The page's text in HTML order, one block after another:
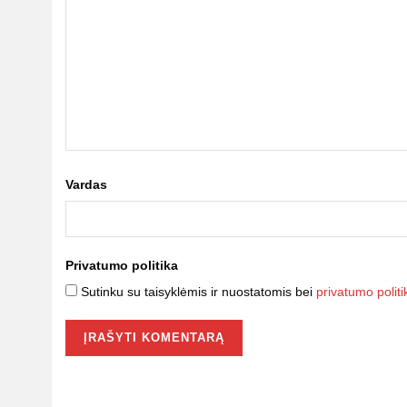
Vardas
Privatumo politika
Sutinku su taisyklėmis ir nuostatomis bei privatumo